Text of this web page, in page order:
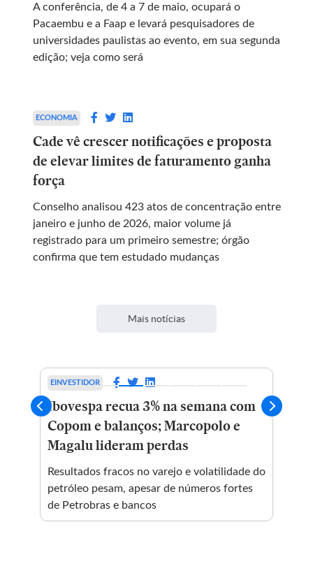
A conferência, de 4 a 7 de maio, ocupará o
Pacaembu e a Faap e levará pesquisadores de
universidades paulistas ao evento, em sua segunda
edição; veja como será
ECONOMIA
Cade vê crescer notificações e proposta
de elevar limites de faturamento ganha
força
Conselho analisou 423 atos de concentração entre
janeiro e junho de 2026, maior volume já
registrado para um primeiro semestre; órgão
confirma que tem estudado mudanças
Mais notícias
EINVESTIDOR
Ibovespa recua 3% na semana com
Copom e balanços; Marcopolo e
Magalu lideram perdas
Resultados fracos no varejo e volatilidade do
petróleo pesam, apesar de números fortes
de Petrobras e bancos